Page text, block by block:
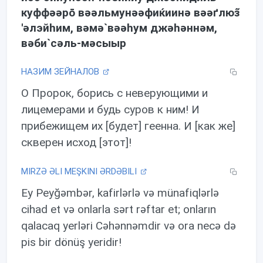
куффəəрō вəəльмунəəфиќиинə вəəґлюз̃
'əлэйhим, вəмə`вəəhум джəhəннəм,
вəби`сəль-мəсыыр
НАЗИМ ЗЕЙНАЛОВ
О Пророк, борись с неверующими и
лицемерами и будь суров к ним! И
прибежищем их [будет] геенна. И [как же]
скверен исход [этот]!
MIRZƏ ƏLI MEŞKINI ƏRDƏBILI
Ey Peyğəmbər, kafirlərlə və münafiqlərlə
cihad et və onlarla sərt rəftar et; onların
qalacaq yerləri Cəhənnəmdir və ora necə də
pis bir dönüş yeridir!